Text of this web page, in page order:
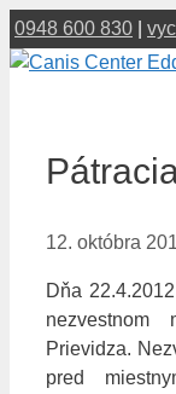
Preskočiť
na
0948 600 830
12. októbra
Dňa
Prievidza.
pred